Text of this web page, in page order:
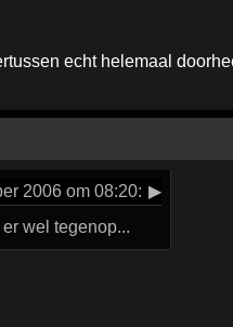
echt helemaal
2006 om 08:20: ▶
wel tegenop...